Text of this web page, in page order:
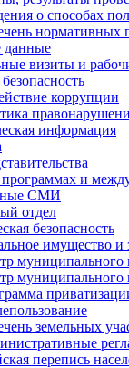
о способах
нормативных
данные
визиты и
коррупции
информация
и
СМИ
отдел
безопасность
имущество и
муниципального
земельных
перепись